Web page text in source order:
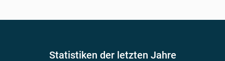
Statistiken der letzten Jahre